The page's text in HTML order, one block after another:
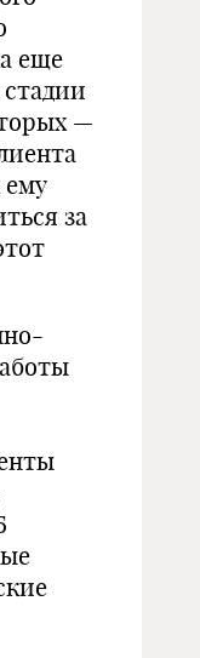
еще
—
ему
за